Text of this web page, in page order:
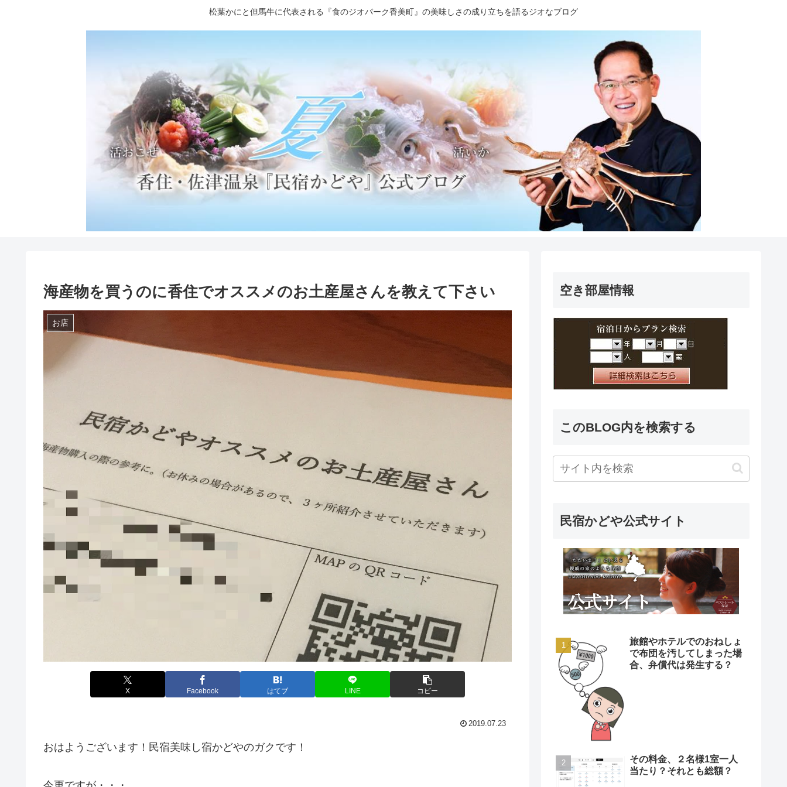
松葉かにと但馬牛に代表される『食のジオパーク香美町』の美味しさの成り立ちを語るジオなブログ
海産物を買うのに香住でオススメのお土産屋さんを教えて下さい
お店
X Facebook はてブ LINE コピー
2019.07.23
おはようございます！民宿美味し宿かどやのガクです！
空き部屋情報
このBLOG内を検索する
民宿かどや公式サイト
旅館やホテルでのおねしょ
で布団を汚してしまった場
合、弁償代は発生する？
その料金、２名様1室一人
当たり？それとも総額？